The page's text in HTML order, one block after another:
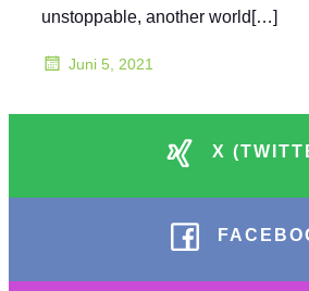
unstoppable, another world[…]
Juni 5, 2021
X